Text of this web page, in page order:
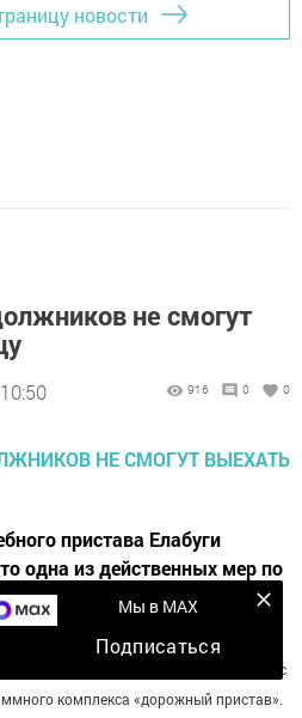
новости
не смогут
916 0 0
пристава Елабуги
одна из действенных мер по
должниками.
работе приносят рейды, в том числе с
комплекса «дорожный пристав».
Мы в MAX
Подписаться